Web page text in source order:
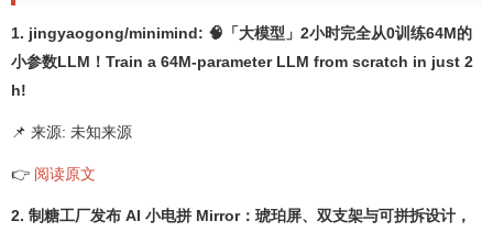
1. jingyaogong/minimind: 🧠「大模型」2小时完全从0训练64M的
小参数LLM！Train a 64M-parameter LLM from scratch in just 2
h!
📌 来源: 未知来源
👉 阅读原文
2. 制糖工厂发布 AI 小电拼 Mirror：琥珀屏、双支架与可拼拆设计，